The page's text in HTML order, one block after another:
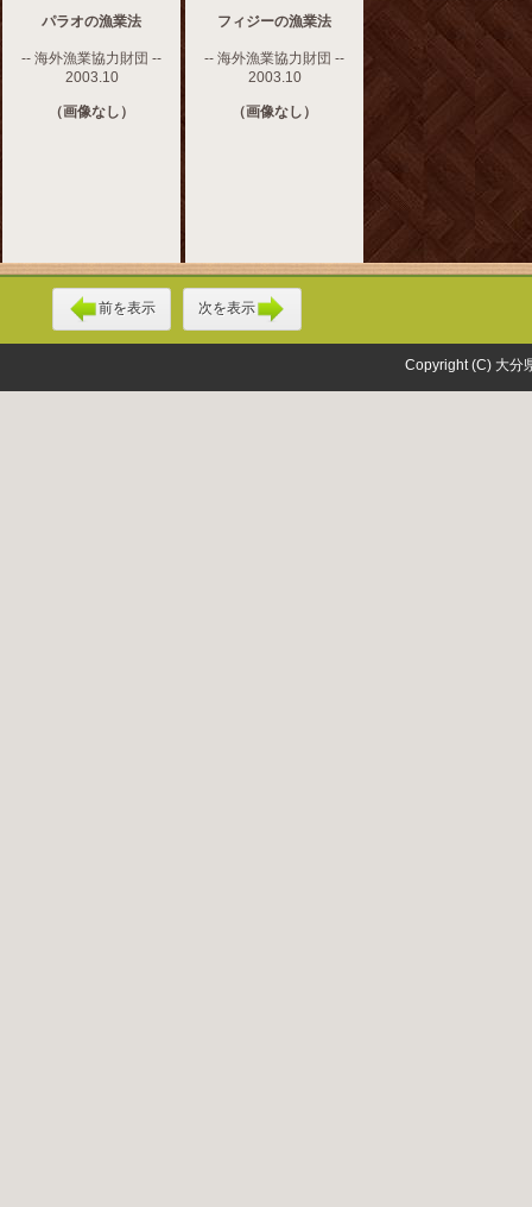
パラオの漁業法
-- 海外漁業協力財団 --
2003.10
（画像なし）
フィジーの漁業法
-- 海外漁業協力財団 --
2003.10
（画像なし）
前を表示 次を表示
Copyright (C) 大分